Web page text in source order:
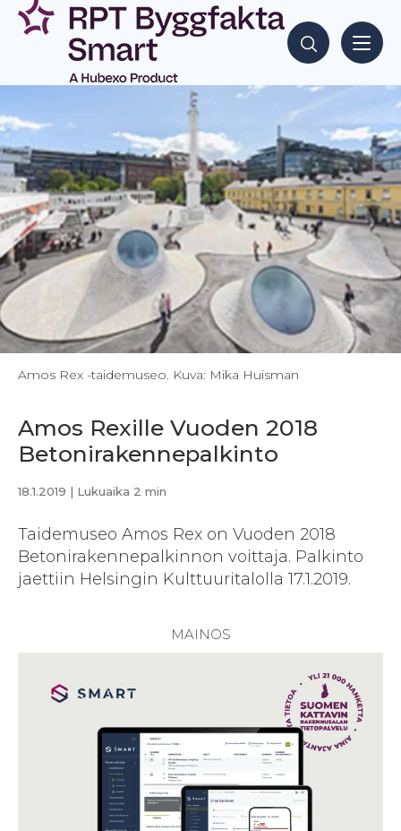
Siirry
sisältöön
Hae sisältöjä
Amos Rex -taidemuseo. Kuva: Mika Huisman
Amos Rexille Vuoden 2018
Betonirakennepalkinto
18.1.2019 | Lukuaika 2 min
Taidemuseo Amos Rex on Vuoden 2018
Betonirakennepalkinnon voittaja. Palkinto
jaettiin Helsingin Kulttuuritalolla 17.1.2019.